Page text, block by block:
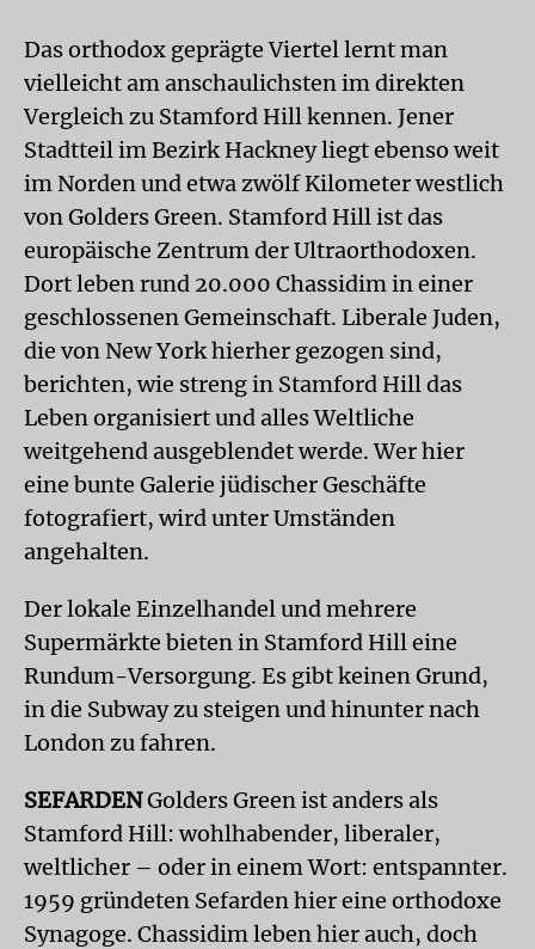
Das orthodox geprägte Viertel lernt man
vielleicht am anschaulichsten im direkten
Vergleich zu Stamford Hill kennen. Jener
Stadtteil im Bezirk Hackney liegt ebenso weit
im Norden und etwa zwölf Kilometer westlich
von Golders Green. Stamford Hill ist das
europäische Zentrum der Ultraorthodoxen.
Dort leben rund 20.000 Chassidim in einer
geschlossenen Gemeinschaft. Liberale Juden,
die von New York hierher gezogen sind,
berichten, wie streng in Stamford Hill das
Leben organisiert und alles Weltliche
weitgehend ausgeblendet werde. Wer hier
eine bunte Galerie jüdischer Geschäfte
fotografiert, wird unter Umständen
angehalten.
Der lokale Einzelhandel und mehrere
Supermärkte bieten in Stamford Hill eine
Rundum-Versorgung. Es gibt keinen Grund,
in die Subway zu steigen und hinunter nach
London zu fahren.
SEFARDENGolders Green ist anders als
Stamford Hill: wohlhabender, liberaler,
weltlicher – oder in einem Wort: entspannter.
1959 gründeten Sefarden hier eine orthodoxe
Synagoge. Chassidim leben hier auch, doch